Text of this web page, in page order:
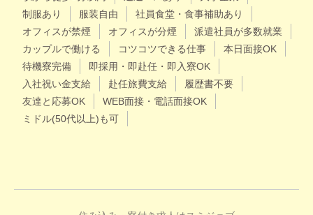
制服あり
服装自由
社員食堂・食事補助あり
オフィスが禁煙
オフィスが分煙
派遣社員が多数就業
カップルで働ける
コツコツできる仕事
本日面接OK
待機寮完備
即採用・即赴任・即入寮OK
入社祝い金支給
赴任旅費支給
履歴書不要
友達と応募OK
WEB面接・電話面接OK
ミドル(50代以上)も可